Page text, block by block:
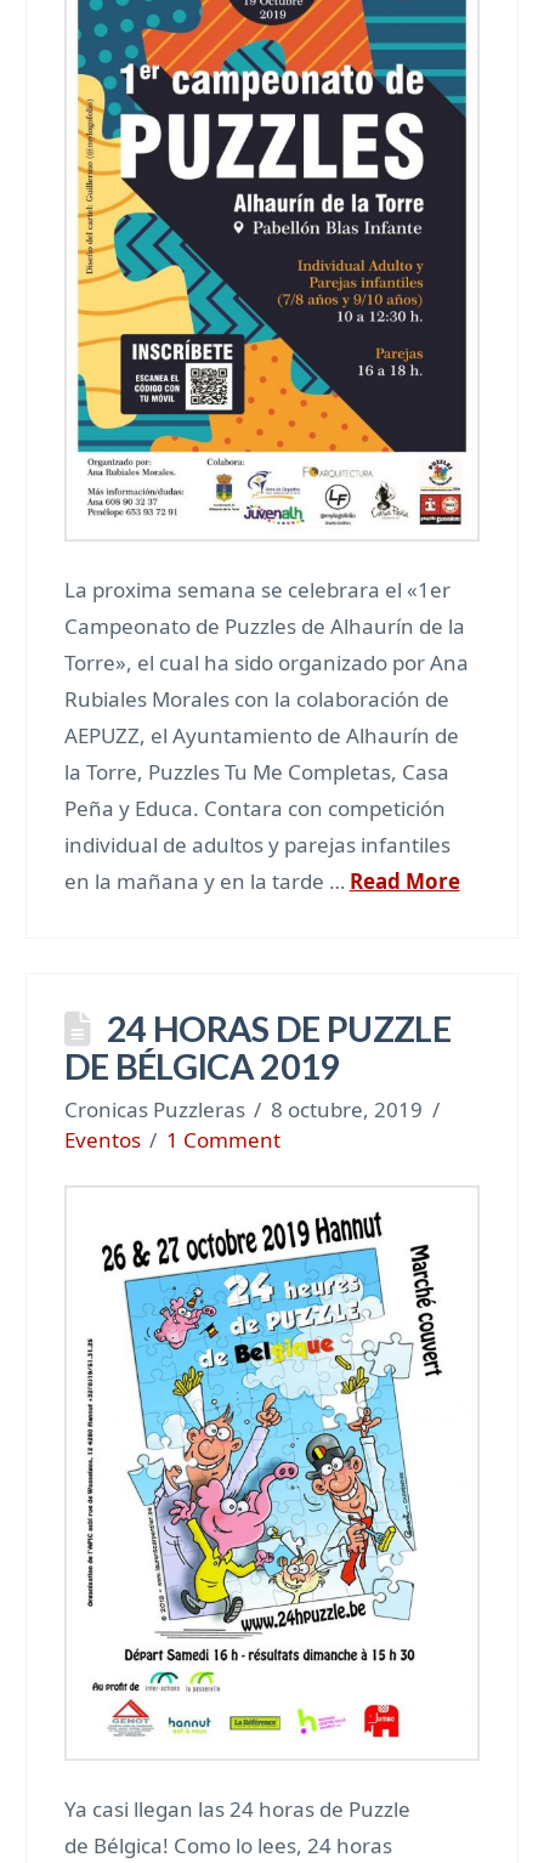
La proxima semana se celebrara el «1er
Campeonato de Puzzles de Alhaurín de la
Torre», el cual ha sido organizado por Ana
Rubiales Morales con la colaboración de
AEPUZZ, el Ayuntamiento de Alhaurín de
la Torre, Puzzles Tu Me Completas, Casa
Peña y Educa. Contara con competición
individual de adultos y parejas infantiles
en la mañana y en la tarde … Read More
24 HORAS DE PUZZLE
DE BÉLGICA 2019
Cronicas Puzzleras
8 octubre, 2019
Eventos
1 Comment
Ya casi llegan las 24 horas de Puzzle
de Bélgica! Como lo lees, 24 horas